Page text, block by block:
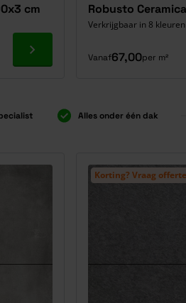
cm
Ga naar product
Robusto
Verkrijgbaar in 8 kleuren
Vanaf67,00per m²
Alles onder één dak
Korting? Vraag